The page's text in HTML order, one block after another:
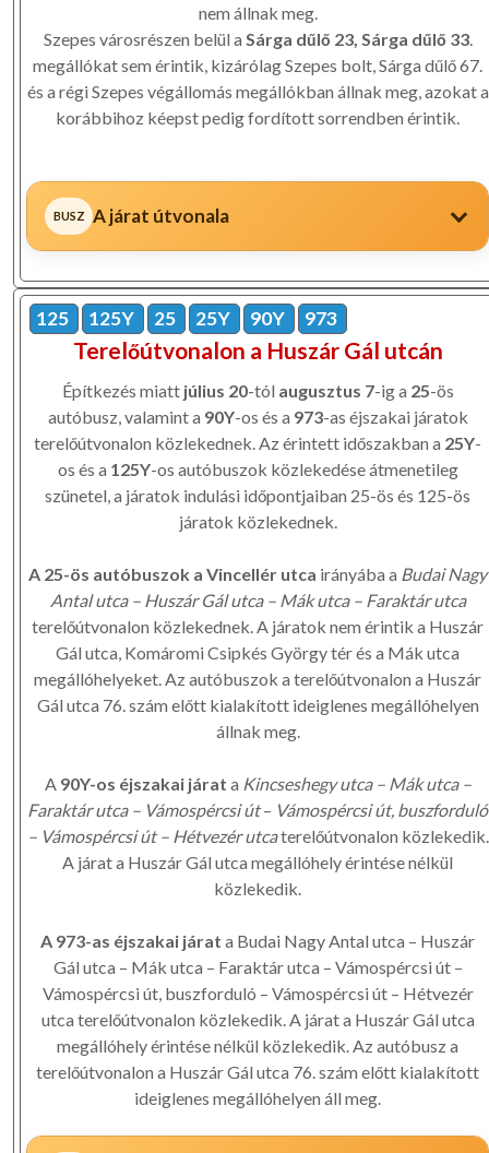
nem állnak meg.
Szepes városrészen belül a Sárga dűlő 23, Sárga dűlő 33.
megállókat sem érintik, kizárólag Szepes bolt, Sárga dűlő 67.
és a régi Szepes végállomás megállókban állnak meg, azokat a
korábbihoz kéepst pedig fordított sorrendben érintik.
A járat útvonala
125 125Y 25 25Y 90Y 973
Terelőútvonalon a Huszár Gál utcán
Építkezés miattjúlius 20-tól augusztus 7-ig a 25-ös
autóbusz, valamint a 90Y-os és a 973-as éjszakai járatok
terelőútvonalon közlekednek. Az érintett időszakban a 25Y-
os és a 125Y-os autóbuszok közlekedése átmenetileg
szünetel, a járatok indulási időpontjaiban 25-ös és 125-ös
járatok közlekednek.
A 25-ös autóbuszok a Vincellér utca irányába a Budai Nagy
Antal utca – Huszár Gál utca – Mák utca – Faraktár utca
terelőútvonalon közlekednek. A járatok nem érintik a Huszár
Gál utca, Komáromi Csipkés György tér és a Mák utca
megállóhelyeket. Az autóbuszok a terelőútvonalon a Huszár
Gál utca 76. szám előtt kialakított ideiglenes megállóhelyen
állnak meg.
A 90Y-os éjszakai járat a Kincseshegy utca – Mák utca –
Faraktár utca – Vámospércsi út– Vámospércsi út, buszforduló
– Vámospércsi út – Hétvezér utcaterelőútvonalon közlekedik.
A járat a Huszár Gál utca megállóhely érintése nélkül
közlekedik.
A 973-as éjszakai járat a Budai Nagy Antal utca – Huszár
Gál utca – Mák utca – Faraktár utca – Vámospércsi út –
Vámospércsi út, buszforduló – Vámospércsi út – Hétvezér
utca terelőútvonalon közlekedik. A járat a Huszár Gál utca
megállóhely érintése nélkül közlekedik. Az autóbusz a
terelőútvonalon a Huszár Gál utca 76. szám előtt kialakított
ideiglenes megállóhelyen áll meg.